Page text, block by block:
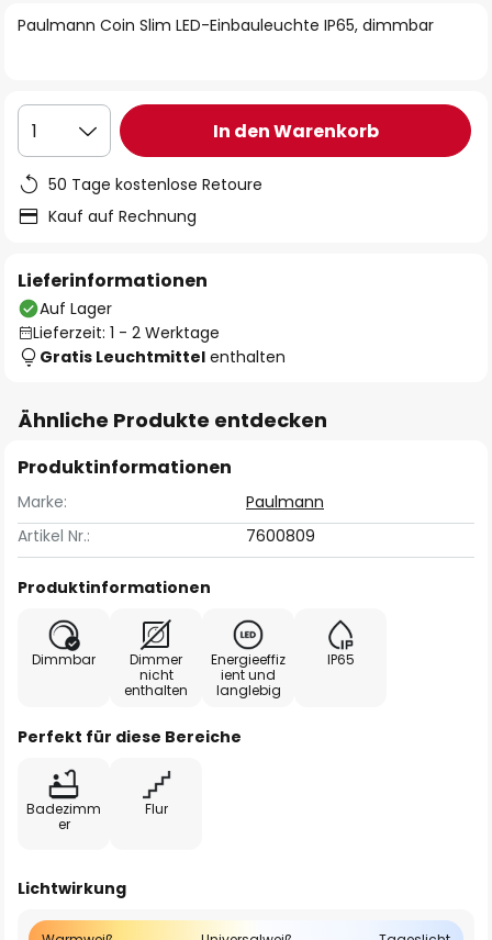
Paulmann Coin Slim LED-Einbauleuchte IP65, dimmbar
1 In den Warenkorb
50 Tage kostenlose Retoure
Kauf auf Rechnung
Lieferinformationen
Auf Lager
Lieferzeit: 1 - 2 Werktage
Gratis Leuchtmittel enthalten
Ähnliche Produkte entdecken
Produktinformationen
Marke:
Paulmann
Artikel Nr.:
7600809
Produktinformationen
Dimmbar
Dimmer
nicht
enthalten
Energieeffiz
ient und
langlebig
IP65
Perfekt für diese Bereiche
Badezimm
er
Flur
Lichtwirkung